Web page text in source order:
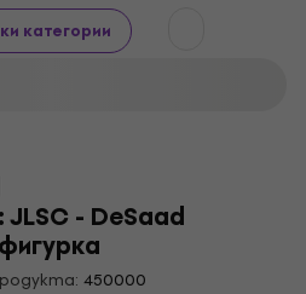
категории
JLSC - DeSaad
450000